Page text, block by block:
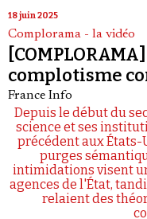
18 juin 2025
Complorama - la vidéo
complotisme
France Info
Depuis le début du
science et ses
précédent aux États-
purges
intimidations visent
agences de l'État,
relaient des